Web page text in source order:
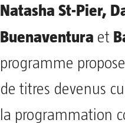
Natasha St-Pier,
Buenaventura et
programme
de titres devenus
la programmation